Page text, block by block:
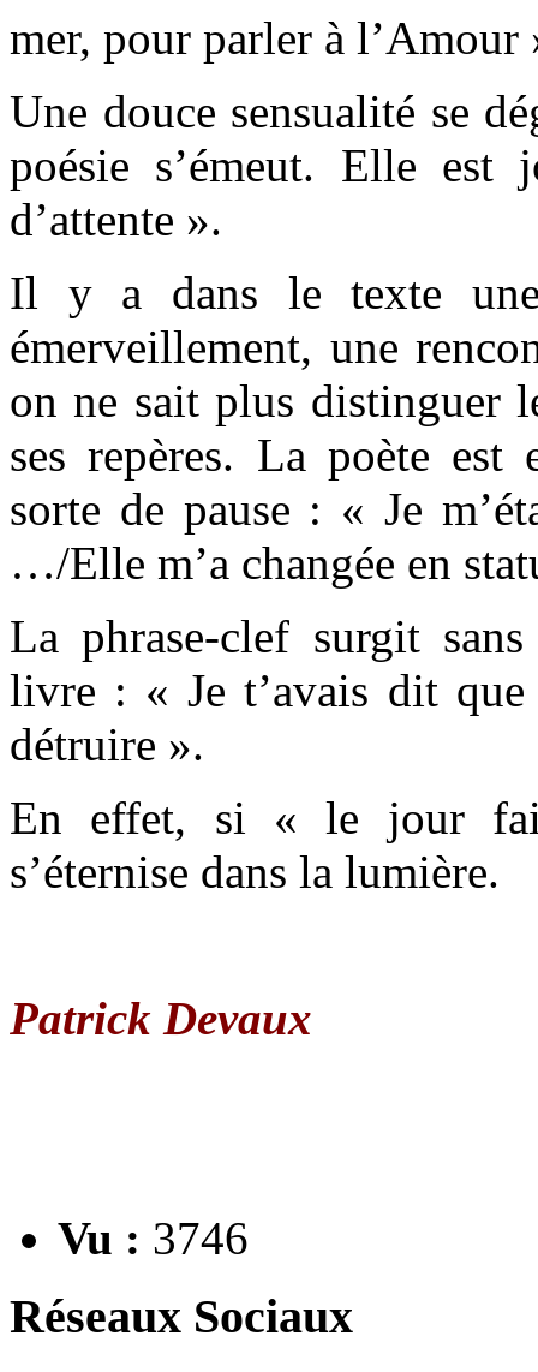
mer, pour parler à l’Amour
Une douce sensualité se
poésie s’émeut. Elle
d’attente ».
Il y a dans le texte une
émerveillement, une
on ne sait plus distinguer
ses repères. La poète est
sorte de pause : « Je
…/Elle m’a changée en
La phrase-clef surgit
livre : « Je t’avais dit
détruire ».
En effet, si « le jour fait
s’éternise dans la lumière.
Patrick Devaux
Vu : 3746
Réseaux Sociaux